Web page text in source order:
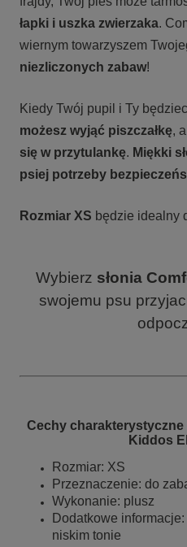
łapki i uszka zwierzaka.
wiernym towarzyszem
niezliczonych zabaw!
Kiedy Twój pupil i Ty
możesz wyjąć piszczałkę, a
się w przytulankę. Miękki
psiej potrzeby
Rozmiar XS będzie idealny
Wybierz słonia
swojemu psu
Cechy
Kiddos
Rozmiar: XS
Przeznaczenie: do
Wykonanie: plusz
Dodatkowe
niskim tonie